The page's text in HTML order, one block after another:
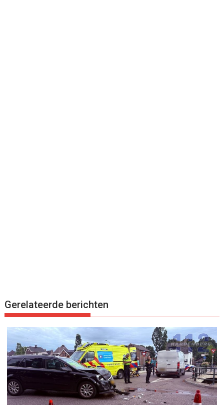
Gerelateerde berichten